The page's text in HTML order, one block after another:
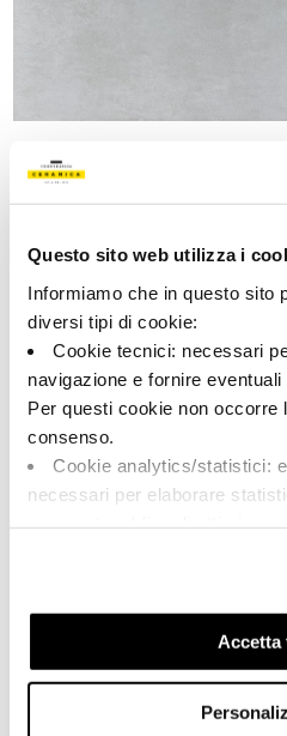
Questo sito web utilizza i
Informiamo che in questo sito
diversi tipi di cookie:
Cookie tecnici: necessari
navigazione e fornire eventuali
Per questi cookie non occorre
consenso.
Cookie analytics/statistici:
necessari per elaborare
Cookie di profilazione/
previo tuo consenso, per
navigazione e mostrarti quindi
linea con le tue preferenze.
cookie di profilazione,
Accetta
Código
00308
Hielo
Fondo
Formato: